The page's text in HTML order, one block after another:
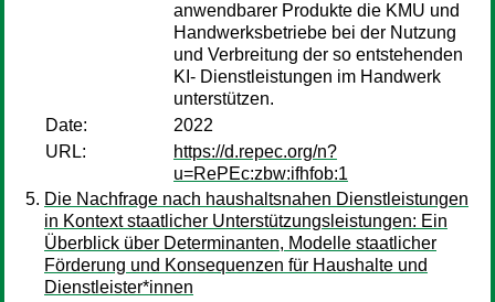
anwendbarer Produkte die KMU und
Handwerksbetriebe bei der Nutzung
und Verbreitung der so entstehenden
KI- Dienstleistungen im Handwerk
unterstützen.
Date:
2022
URL:
https://d.repec.org/n?
u=RePEc:zbw:ifhfob:1
Die Nachfrage nach haushaltsnahen Dienstleistungen
in Kontext staatlicher Unterstützungsleistungen: Ein
Überblick über Determinanten, Modelle staatlicher
Förderung und Konsequenzen für Haushalte und
Dienstleister*innen